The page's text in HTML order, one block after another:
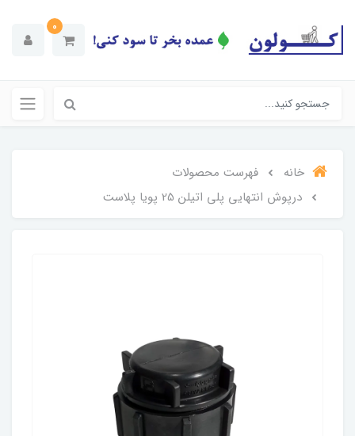
0
خانه
فهرست محصولات
درپوش انتهایی پلی اتیلن 25 پویا پلاست